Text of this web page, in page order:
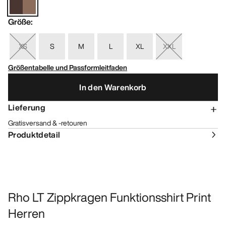
Größe:
XS S M L XL
XXL
Größentabelle und Passformleitfaden
In den Warenkorb
Lieferung
Gratisversand & -retouren
Produktdetail
Rho LT Zippkragen Funktionsshirt Print
Herren